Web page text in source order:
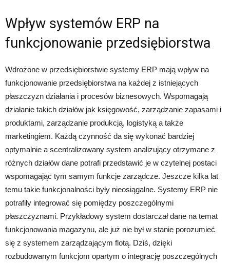
Wpływ systemów ERP na
funkcjonowanie przedsiębiorstwa
Wdrożone w przedsiębiorstwie systemy ERP mają wpływ na
funkcjonowanie przedsiębiorstwa na każdej z istniejących
płaszczyzn działania i procesów biznesowych. Wspomagają
działanie takich działów jak księgowość, zarządzanie zapasami i
produktami, zarządzanie produkcją, logistyką a także
marketingiem. Każdą czynność da się wykonać bardziej
optymalnie a scentralizowany system analizujący otrzymane z
różnych działów dane potrafi przedstawić je w czytelnej postaci
wspomagając tym samym funkcje zarządcze. Jeszcze kilka lat
temu takie funkcjonalności były nieosiągalne. Systemy ERP nie
potrafiły integrować się pomiędzy poszczególnymi
płaszczyznami. Przykładowy system dostarczał dane na temat
funkcjonowania magazynu, ale już nie był w stanie porozumieć
się z systemem zarządzającym flotą. Dziś, dzięki
rozbudowanym funkcjom opartym o integrację poszczególnych